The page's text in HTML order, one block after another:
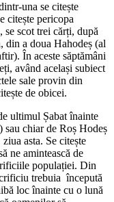
una se citește
citește pericopa
se scot trei cărți, după
din a doua Hahodeș (al
În aceste săptămâni
având același subiect
sale provin din
de obicei.
ultimul Șabat înainte
chiar de Roș Hodeș
asta. Se citește
ne amintească de
populației. Din
trebuia începută
loc înainte cu o lună